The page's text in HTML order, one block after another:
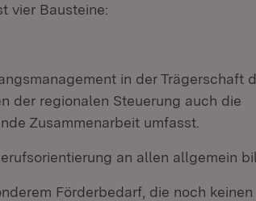
vier Bausteine:
in der Trägerschaft
der regionalen Steuerung auch die
Zusammenarbeit umfasst.
an allen allgemein
Förderbedarf, die noch